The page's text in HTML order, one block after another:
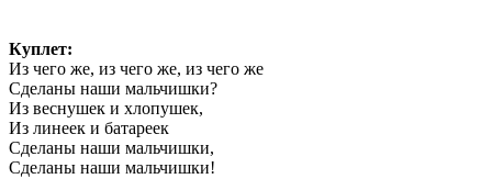
Куплет:
Из чего же, из чего же, из чего же
Сделаны наши мальчишки?
Из веснушек и хлопушек,
Из линеек и батареек
Сделаны наши мальчишки,
Сделаны наши мальчишки!